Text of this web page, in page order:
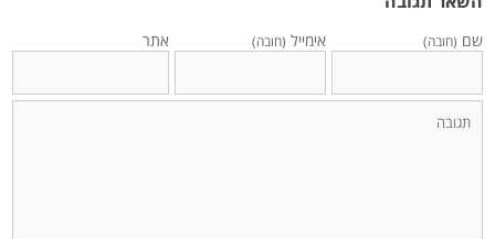
שם (חובה) אימייל (חובה) אתר